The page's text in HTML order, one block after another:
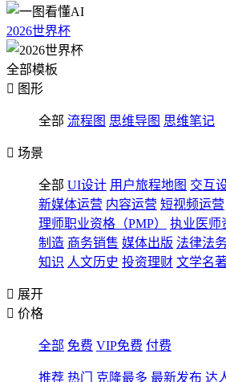
2026世界杯
全部模板
 图形
全部 流程图 思维导图 思维笔记
 场景
全部 UI设计 用户旅程地图 交互
新媒体运营 内容运营 短视频运营
理师职业资格（PMP）
执业医师
制造 商务销售 媒体出版 法律法
知识 人文历史 投资理财 文学名
 展开
 价格
全部 免费 VIP免费 付费
推荐 热门 克隆最多 最新发布 达